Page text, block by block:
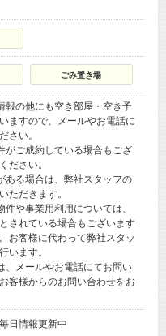
ごみ置き場
報の他にも空き部屋・空き予
ますので、メールやお電話に
さい。
がご成約している場合もござ
ださい。
ある場合は、弊社スタッフの
ただきます。
や事業用利用については、
されている場合もございます
お客様に代わって弊社スタッ
います。
、メールやお電話にてお問い
客様からのお問い合わせをお
日情報更新中